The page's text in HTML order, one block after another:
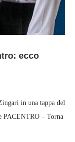
ecco
in una tappa del
PACENTRO – Torna